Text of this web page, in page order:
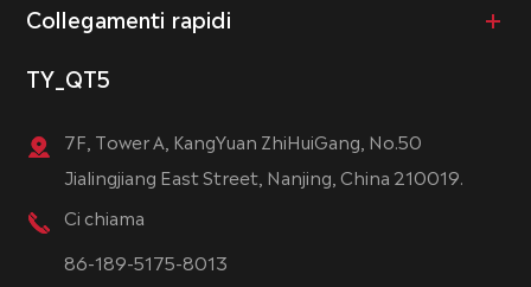
Collegamenti rapidi
TY_QT5
7F, Tower A, KangYuan ZhiHuiGang, No.50
Jialingjiang East Street, Nanjing, China 210019.
Ci chiama
86-189-5175-8013